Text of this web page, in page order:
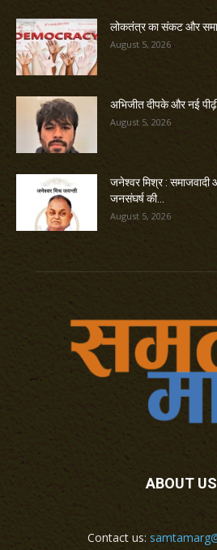
लोकतंत्र का संकट और
August 5, 2026
अभिजीत दीपके और नई
August 5, 2026
जनेश्वर मिश्र : समाजवादी
जनसंघर्ष की...
August 5, 2026
ABOUT US
Contact us: